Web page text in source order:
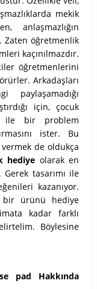
mekik
anlaşmazlığın
Zaten öğretmenlik
kaçınılmazdır.
öğretmenlerini
Arkadaşları
için, çocuk
ile bir problem
ister. Bu
de oldukça
hediye olarak en
tasarımı ile
kazanıyor.
bir ürünü hediye
kadar farklı
Böylesine
pad Hakkında